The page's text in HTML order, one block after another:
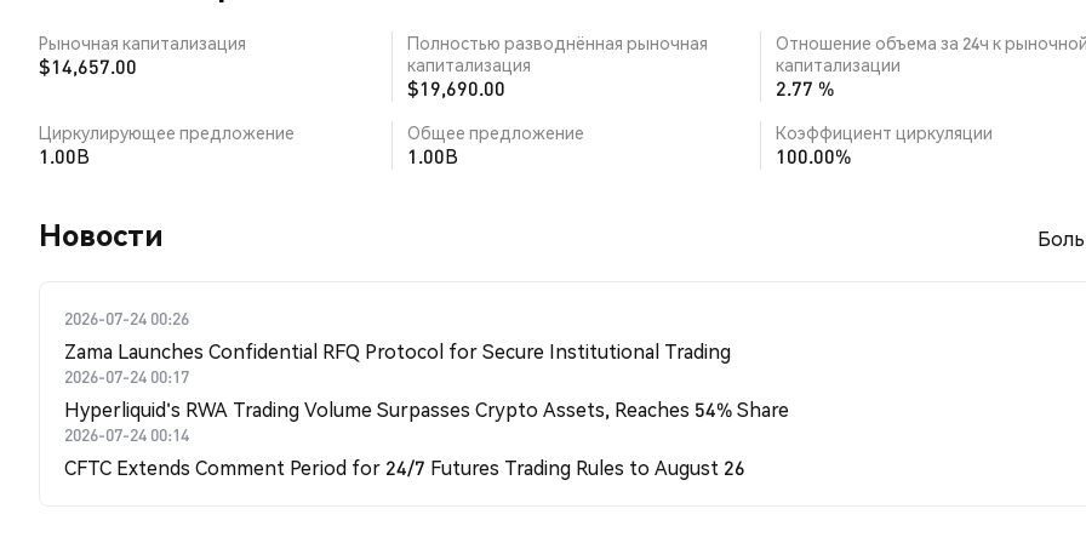
Рыночная капитализация
$14,657.00
Полностью разводнённая рыночная
капитализация
$19,690.00
Отношение объема за 24ч к
капитализации
2.77 %
Циркулирующее предложение
1.00B
Общее предложение
1.00B
Коэффициент циркуляции
100.00%
Новости
2026-07-24 00:26
Zama Launches Confidential RFQ Protocol for Secure Institutional Trading
2026-07-24 00:17
Hyperliquid's RWA Trading Volume Surpasses Crypto Assets, Reaches 54% Share
2026-07-24 00:14
CFTC Extends Comment Period for 24/7 Futures Trading Rules to August 26